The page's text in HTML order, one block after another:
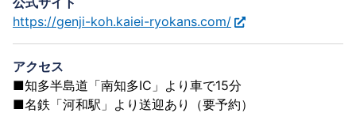
https://genji-koh.kaiei-ryokans.com/
アクセス
■知多半島道「南知多IC」より車で15分
■名鉄「河和駅」より送迎あり（要予約）